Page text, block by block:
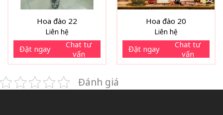
Hoa đào 22
Liên hệ
Đặt ngay
Chat tư
vấn
Hoa đào 20
Liên hệ
Đặt ngay
Chat tư
vấn
Đánh giá